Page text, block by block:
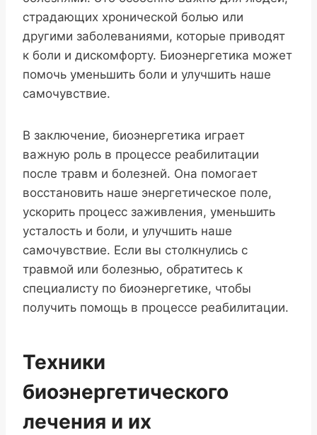
страдающих хронической болью или
другими заболеваниями, которые приводят
к боли и дискомфорту. Биоэнергетика может
помочь уменьшить боли и улучшить наше
самочувствие.
В заключение, биоэнергетика играет
важную роль в процессе реабилитации
после травм и болезней. Она помогает
восстановить наше энергетическое поле,
ускорить процесс заживления, уменьшить
усталость и боли, и улучшить наше
самочувствие. Если вы столкнулись с
травмой или болезнью, обратитесь к
специалисту по биоэнергетике, чтобы
получить помощь в процессе реабилитации.
Техники
биоэнергетического
лечения и их